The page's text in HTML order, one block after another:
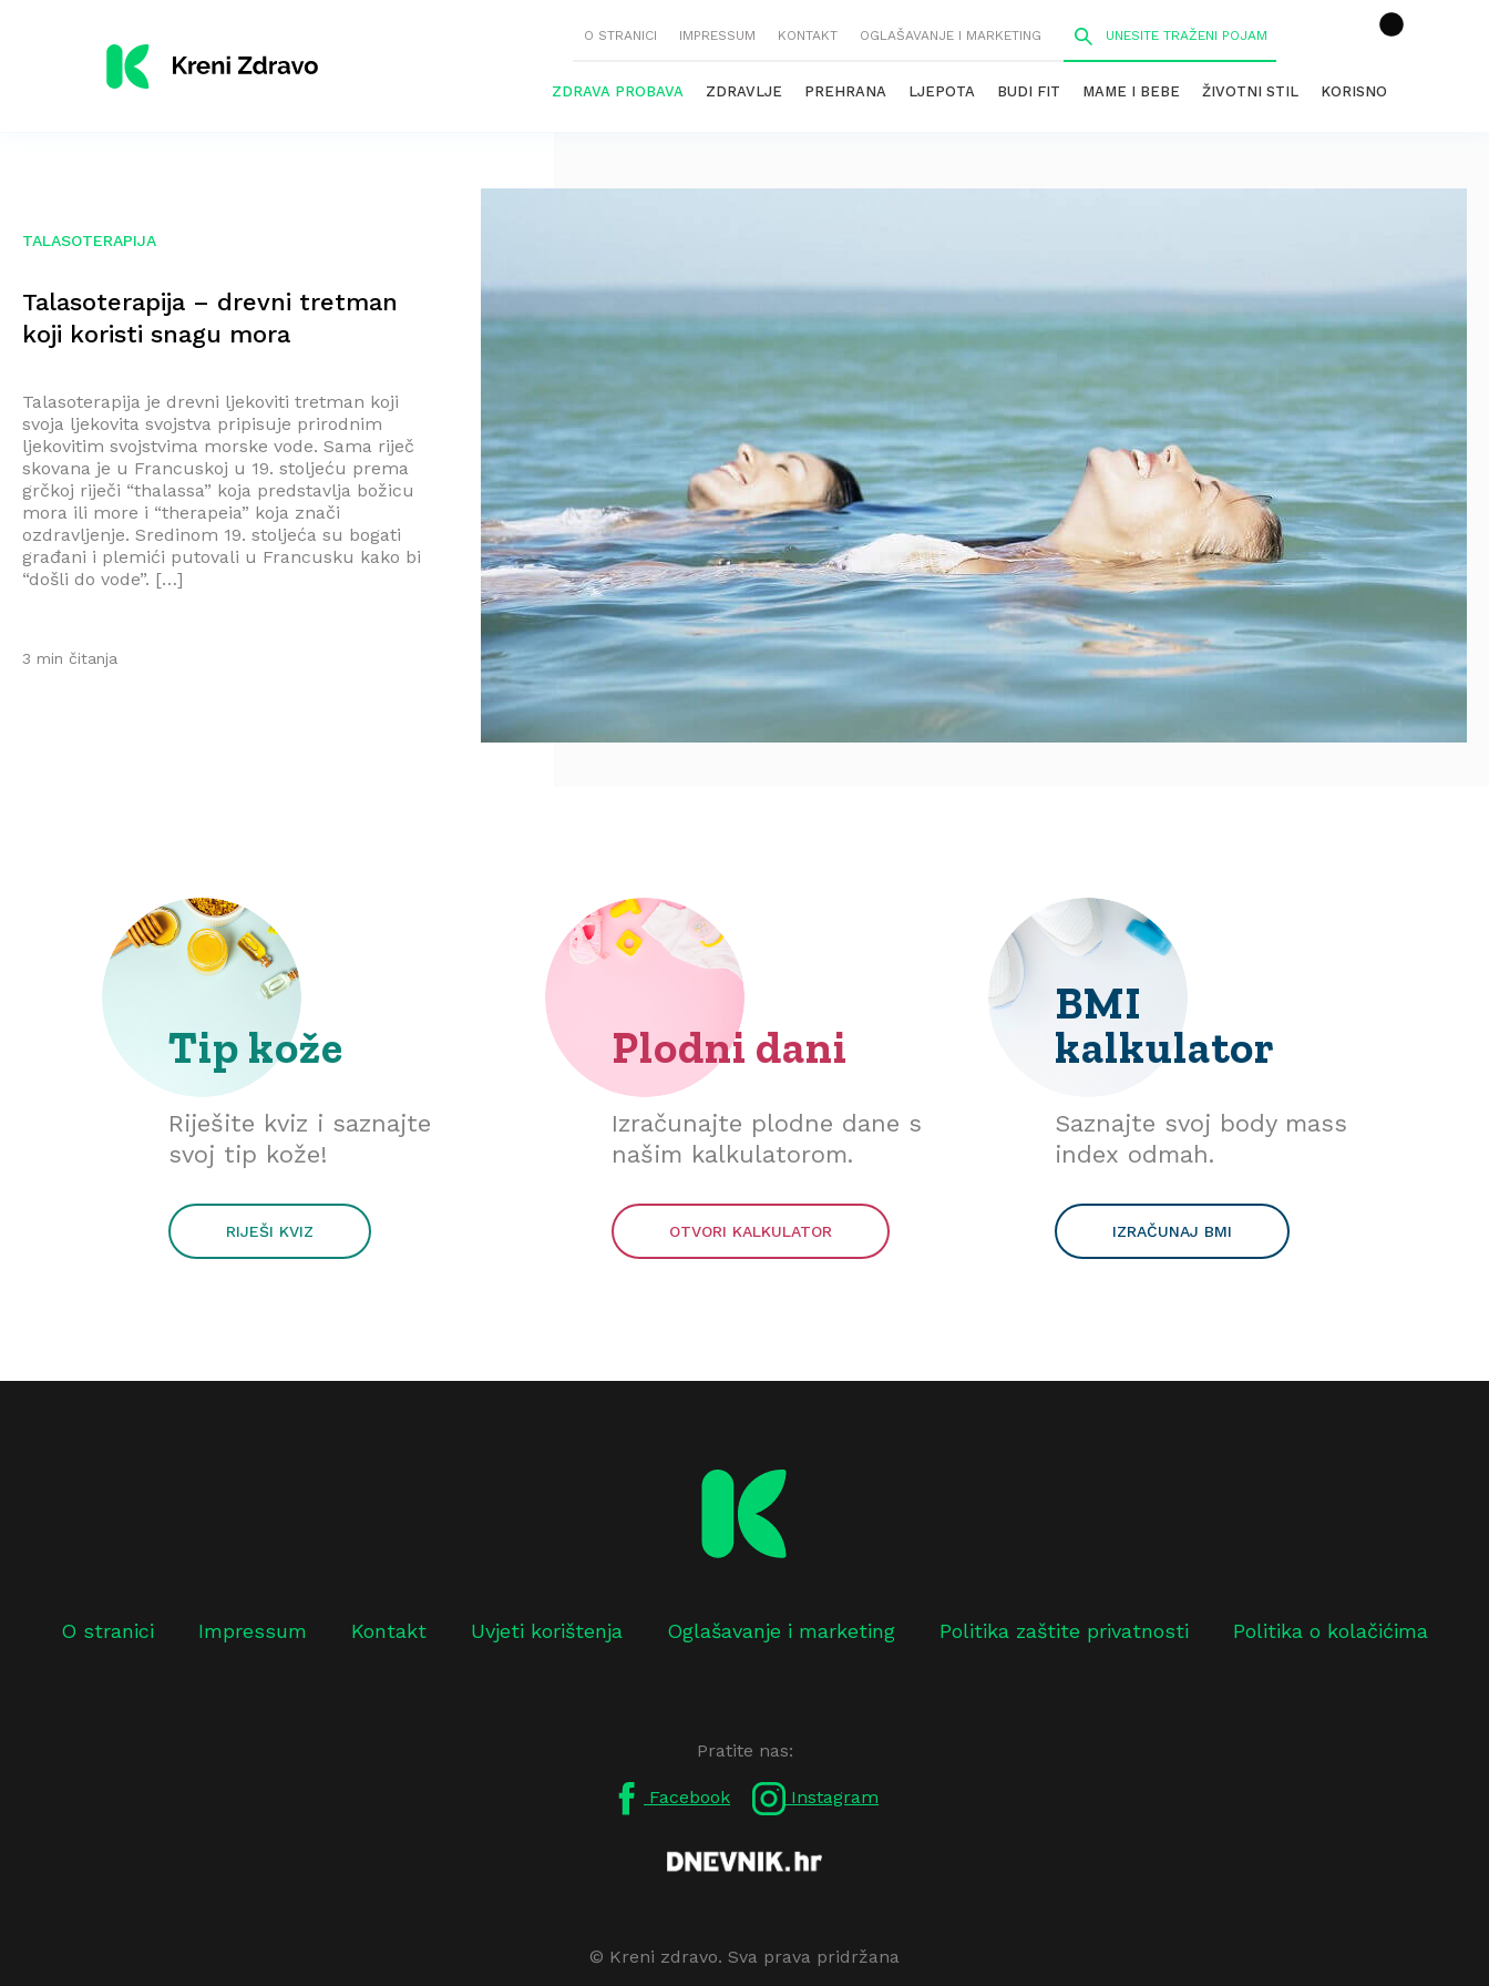
O STRANICI IMPRESSUM KONTAKT OGLAŠAVANJE I MARKETING
ZDRAVA PROBAVA ZDRAVLJE PREHRANA LJEPOTA BUDI FIT MAME I BEBE ŽIVOTNI STIL KORISNO
TALASOTERAPIJA
Talasoterapija – drevni tretman
koji koristi snagu mora
Talasoterapija je drevni ljekoviti tretman koji
svoja ljekovita svojstva pripisuje prirodnim
ljekovitim svojstvima morske vode. Sama riječ
skovana je u Francuskoj u 19. stoljeću prema
grčkoj riječi “thalassa” koja predstavlja božicu
mora ili more i “therapeia” koja znači
ozdravljenje. Sredinom 19. stoljeća su bogati
građani i plemići putovali u Francusku kako bi
“došli do vode”. […]
3 min čitanja
Tip kože
Riješite kviz i saznajte
svoj tip kože!
RIJEŠI KVIZ
Plodni dani
Izračunajte plodne dane s
našim kalkulatorom.
OTVORI KALKULATOR
BMI
kalkulator
Saznajte svoj body mass
index odmah.
IZRAČUNAJ BMI
O stranici Impressum Kontakt Uvjeti korištenja Oglašavanje i marketing Politika zaštite privatnosti Politika o kolačićima
Pratite nas:
Facebook Instagram
© Kreni zdravo. Sva prava pridržana